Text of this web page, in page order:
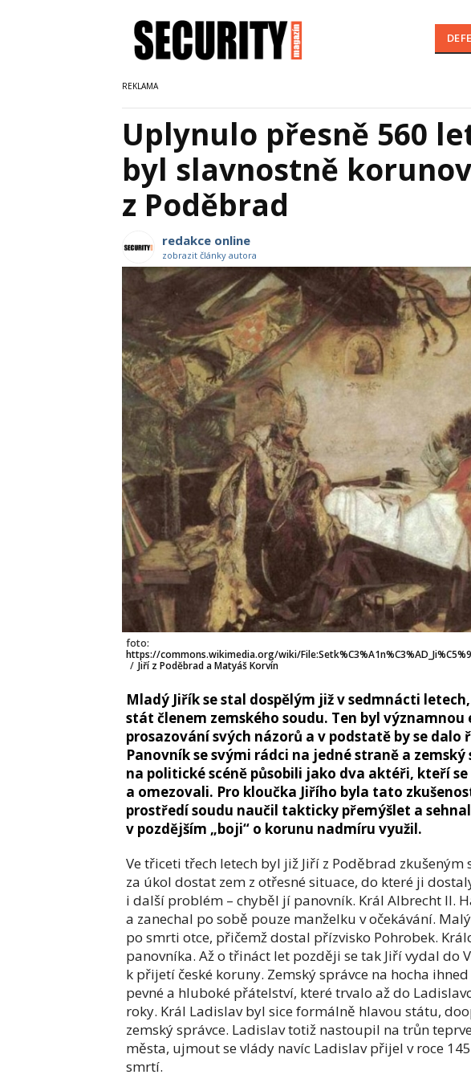
Uplynulo přesně 560
byl slavnostně
z Poděbrad
redakce online
zobrazit články autora
foto:
https://commons.wikimedia.org/wiki/
/ Jiří z Poděbrad a Matyáš Korvín
Mladý Jiřík se stal dospělým již v sedmnácti
stát členem zemského soudu. Ten byl
prosazování svých názorů a v podstatě by se dalo
Panovník se svými rádci na jedné straně a
na politické scéně působili jako dva aktéři, kteří
a omezovali. Pro kloučka Jiřího byla tato
prostředí soudu naučil takticky přemýšlet a
v pozdějším „boji“ o korunu nadmíru využil.
Ve třiceti třech letech byl již Jiří z Poděbrad zkušeným
za úkol dostat zem z otřesné situace, do které ji
i další problém – chyběl jí panovník. Král Albrecht II.
a zanechal po sobě pouze manželku v očekávání.
po smrti otce, přičemž dostal přízvisko Pohrobek.
panovníka. Až o třináct let později se tak Jiří vydal do
k přijetí české koruny. Zemský správce na hocha
pevné a hluboké přátelství, které trvalo až do
roky. Král Ladislav byl sice formálně hlavou státu,
zemský správce. Ladislav totiž nastoupil na trůn
města, ujmout se vlády navíc Ladislav přijel v roce
smrtí.